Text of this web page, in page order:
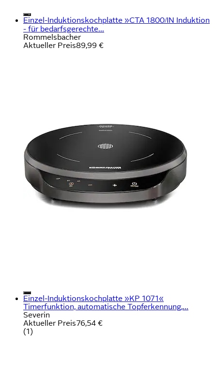
Einzel-Induktionskochplatte »CTA 1800/IN Induktion
- für bedarfsgerechte...
Rommelsbacher
Aktueller Preis89,99 €
Einzel-Induktionskochplatte »KP 1071«
Timerfunktion, automatische Topferkennung,...
Severin
Aktueller Preis76,54 €
(1)